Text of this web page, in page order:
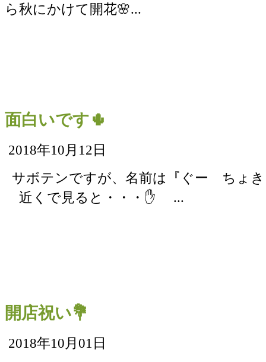
ら秋にかけて開花🌸...
面白いです🌵
2018年10月12日
サボテンですが、名前は『ぐー ちょ
近くで見ると・・・✋ ...
開店祝い💐
2018年10月01日